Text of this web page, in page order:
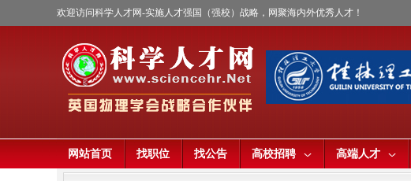
欢迎访问科学人才网-实施人才强国（强校）战略，网聚海内外优秀人才！
网站首页 找职位 找公告 高校招聘 高端人才